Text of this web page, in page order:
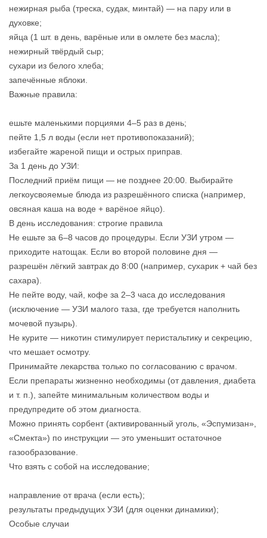
нежирная рыба (треска, судак, минтай) — на пару или в
духовке;
яйца (1 шт. в день, варёные или в омлете без масла);
нежирный твёрдый сыр;
сухари из белого хлеба;
запечённые яблоки.
Важные правила:
ешьте маленькими порциями 4–5 раз в день;
пейте 1,5 л воды (если нет противопоказаний);
избегайте жареной пищи и острых приправ.
За 1 день до УЗИ:
Последний приём пищи — не позднее 20:00. Выбирайте
легкоусвояемые блюда из разрешённого списка (например,
овсяная каша на воде + варёное яйцо).
В день исследования: строгие правила
Не ешьте за 6–8 часов до процедуры. Если УЗИ утром —
приходите натощак. Если во второй половине дня —
разрешён лёгкий завтрак до 8:00 (например, сухарик + чай без
сахара).
Не пейте воду, чай, кофе за 2–3 часа до исследования
(исключение — УЗИ малого таза, где требуется наполнить
мочевой пузырь).
Не курите — никотин стимулирует перистальтику и секрецию,
что мешает осмотру.
Принимайте лекарства только по согласованию с врачом.
Если препараты жизненно необходимы (от давления, диабета
и т. п.), запейте минимальным количеством воды и
предупредите об этом диагноста.
Можно принять сорбент (активированный уголь, «Эспумизан»,
«Смекта») по инструкции — это уменьшит остаточное
газообразование.
Что взять с собой на исследование;
направление от врача (если есть);
результаты предыдущих УЗИ (для оценки динамики);
Особые случаи